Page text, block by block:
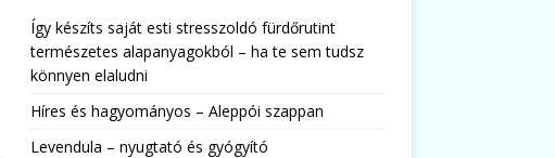
Így készíts saját esti stresszoldó fürdőrutint
természetes alapanyagokból – ha te sem tudsz
könnyen elaludni
Híres és hagyományos – Aleppói szappan
Levendula – nyugtató és gyógyító